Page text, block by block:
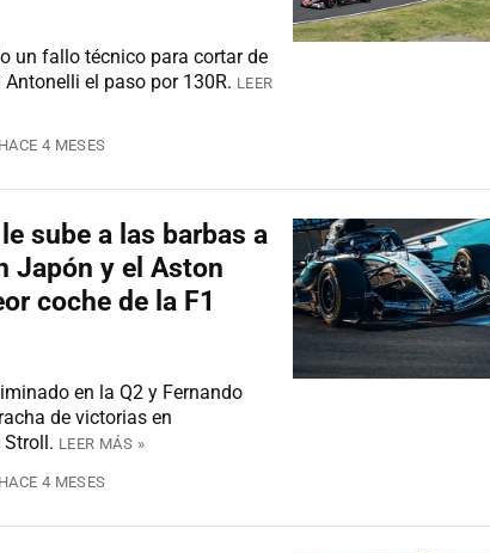
un fallo técnico para cortar de
el paso por 130R. LEER
HACE 4 MESES
sube a las barbas a
Japón y el Aston
coche de la F1
en la Q2 y Fernando
de victorias en
LEER MÁS »
HACE 4 MESES